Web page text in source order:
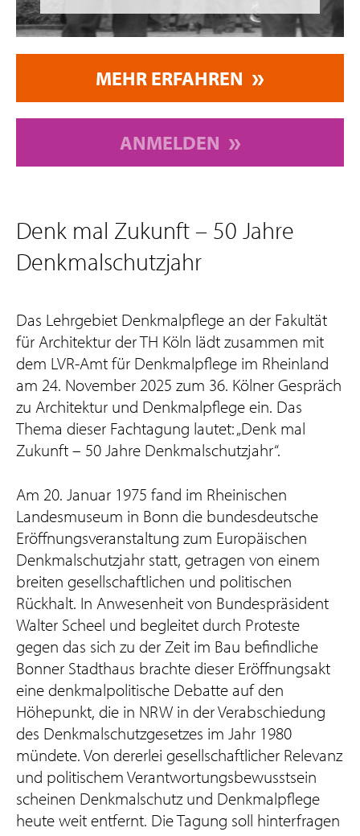
MEHR ERFAHREN
ANMELDEN
Denk mal Zukunft – 50 Jahre
Denkmalschutzjahr
Das Lehrgebiet Denkmalpflege an der Fakultät
für Architektur der TH Köln lädt zusammen mit
dem LVR-Amt für Denkmalpflege im Rheinland
am 24. November 2025 zum 36. Kölner Gespräch
zu Architektur und Denkmalpflege ein. Das
Thema dieser Fachtagung lautet: „Denk mal
Zukunft – 50 Jahre Denkmalschutzjahr“.
Am 20. Januar 1975 fand im Rheinischen
Landesmuseum in Bonn die bundesdeutsche
Eröffnungsveranstaltung zum Europäischen
Denkmalschutzjahr statt, getragen von einem
breiten gesellschaftlichen und politischen
Rückhalt. In Anwesenheit von Bundespräsident
Walter Scheel und begleitet durch Proteste
gegen das sich zu der Zeit im Bau befindliche
Bonner Stadthaus brachte dieser Eröffnungsakt
eine denkmalpolitische Debatte auf den
Höhepunkt, die in NRW in der Verabschiedung
des Denkmalschutzgesetzes im Jahr 1980
mündete. Von dererlei gesellschaftlicher Relevanz
und politischem Verantwortungsbewusstsein
scheinen Denkmalschutz und Denkmalpflege
heute weit entfernt. Die Tagung soll hinterfragen